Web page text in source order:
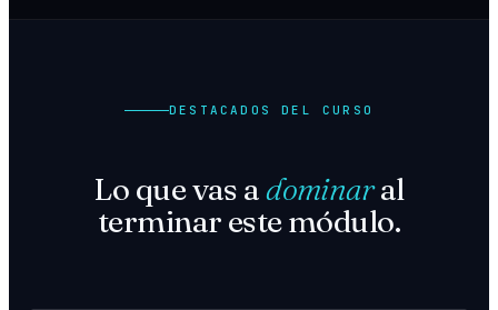
DESTACADOS DEL CURSO
Lo que vas adominaral
terminar este módulo.